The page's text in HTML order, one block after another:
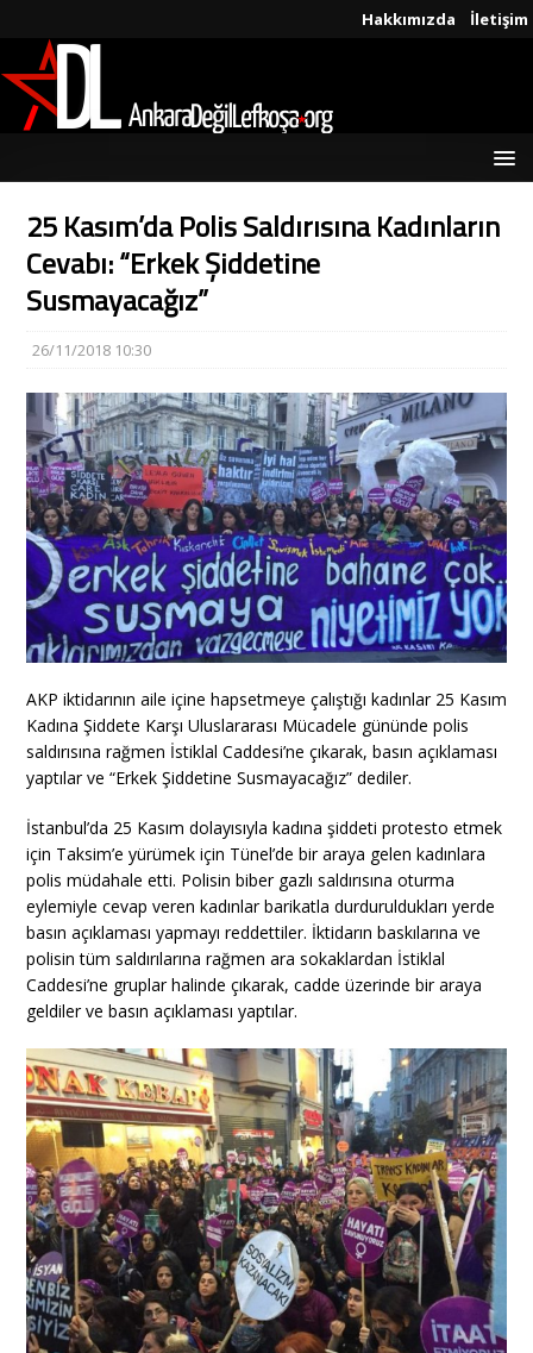
Hakkımızda İletişim
25 Kasım’da Polis Saldırısına Kadınların
Cevabı: “Erkek Şiddetine
Susmayacağız”
26/11/2018 10:30
AKP iktidarının aile içine hapsetmeye çalıştığı kadınlar 25 Kasım
Kadına Şiddete Karşı Uluslararası Mücadele gününde polis
saldırısına rağmen İstiklal Caddesi’ne çıkarak, basın açıklaması
yaptılar ve “Erkek Şiddetine Susmayacağız” dediler.
İstanbul’da 25 Kasım dolayısıyla kadına şiddeti protesto etmek
için Taksim’e yürümek için Tünel’de bir araya gelen kadınlara
polis müdahale etti. Polisin biber gazlı saldırısına oturma
eylemiyle cevap veren kadınlar barikatla durduruldukları yerde
basın açıklaması yapmayı reddettiler. İktidarın baskılarına ve
polisin tüm saldırılarına rağmen ara sokaklardan İstiklal
Caddesi’ne gruplar halinde çıkarak, cadde üzerinde bir araya
geldiler ve basın açıklaması yaptılar.